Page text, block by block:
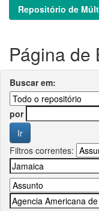
Repositório de
Página de
Buscar em:
por
Filtros correntes: